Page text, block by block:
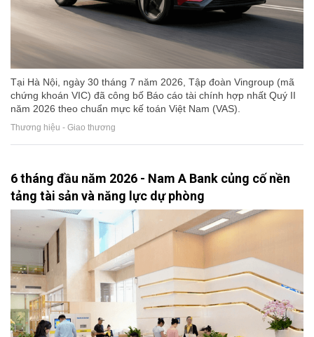
Tại Hà Nội, ngày 30 tháng 7 năm 2026, Tập đoàn Vingroup (mã
chứng khoán VIC) đã công bố Báo cáo tài chính hợp nhất Quý II
năm 2026 theo chuẩn mực kế toán Việt Nam (VAS).
Thương hiệu - Giao thương
6 tháng đầu năm 2026 - Nam A Bank củng cố nền
tảng tài sản và năng lực dự phòng